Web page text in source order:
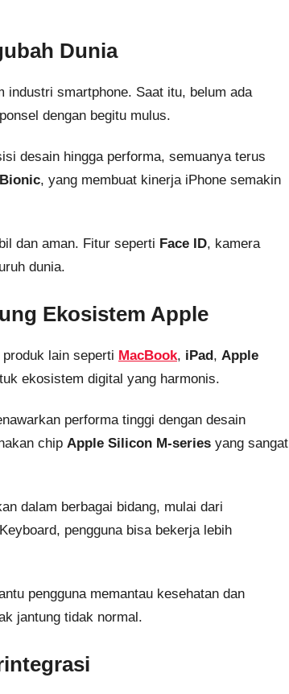
Dunia
industri smartphone. Saat itu, belum ada
dengan begitu mulus.
desain hingga performa, semuanya terus
, yang membuat kinerja iPhone semakin
dan aman. Fitur seperti Face ID, kamera
dunia.
Ekosistem Apple
lain seperti MacBook, iPad , Apple
ekosistem digital yang harmonis.
performa tinggi dengan desain
chip Apple Silicon M-series yang sangat
dalam berbagai bidang, mulai dari
pengguna bisa bekerja lebih
pengguna memantau kesehatan dan
jantung tidak normal.